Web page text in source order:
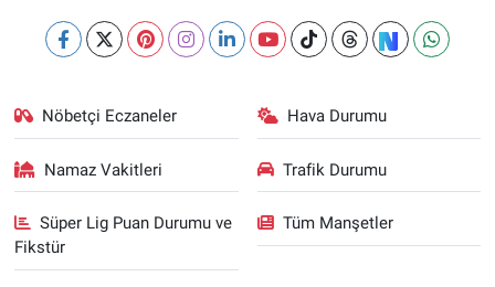
Nöbetçi Eczaneler Hava Durumu
Namaz Vakitleri Trafik Durumu
Süper Lig Puan Durumu ve
Fikstür
Tüm Manşetler